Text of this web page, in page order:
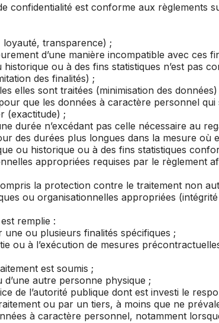
confidentialité est conforme aux règlements
transparence) ;
d’une manière incompatible avec ces
ou à des fins statistiques n’est pas
des finalités) ;
elles sont traitées (minimisation des données)
que les données à caractère personnel
(exactitude) ;
durée n’excédant pas celle nécessaire au
des durées plus longues dans la mesure où
ou historique ou à des fins statistiques
appropriées requises par le règlement
la protection contre le traitement non
ou organisationnelles appropriées
remplie :
ou plusieurs finalités spécifiques ;
ou à l’exécution de mesures
est soumis ;
autre personne physique ;
de l’autorité publique dont est investi le
ou par un tiers, à moins que ne
à caractère personnel, notamment